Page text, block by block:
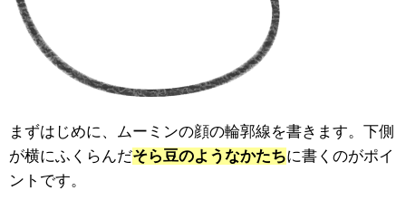
まずはじめに、ムーミンの顔の輪郭線を書きます。下側
が横にふくらんだそら豆のようなかたちに書くのがポイ
ントです。